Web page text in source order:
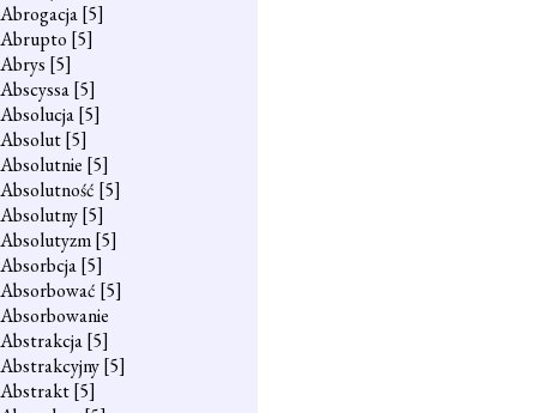
Abrogacja[5]
Abrupto [5]
Abrys [5]
Abscyssa[5]
Absolucja[5]
Absolut[5]
Absolutnie [5]
Absolutność [5]
Absolutny[5]
Absolutyzm[5]
Absorbcja[5]
Absorbować [5]
Absorbowanie
Abstrakcja[5]
Abstrakcyjny[5]
Abstrakt[5]